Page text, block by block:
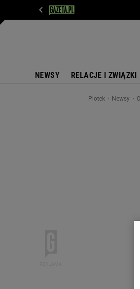
NEWSY RELACJE I ZWIĄZKI
Plotek Newsy